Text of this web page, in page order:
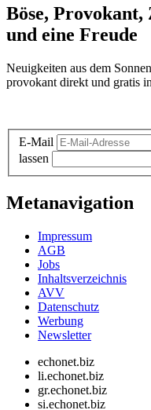
Böse,
und eine Freude
Neuigkeiten aus dem
provokant direkt und gratis
E-Mail
lassen
Metanavigation
Impressum
AGB
Jobs
Inhaltsverzeichnis
AVV
Datenschutz
Werbung
Newsletter
echonet.biz
li.echonet.biz
gr.echonet.biz
si.echonet.biz